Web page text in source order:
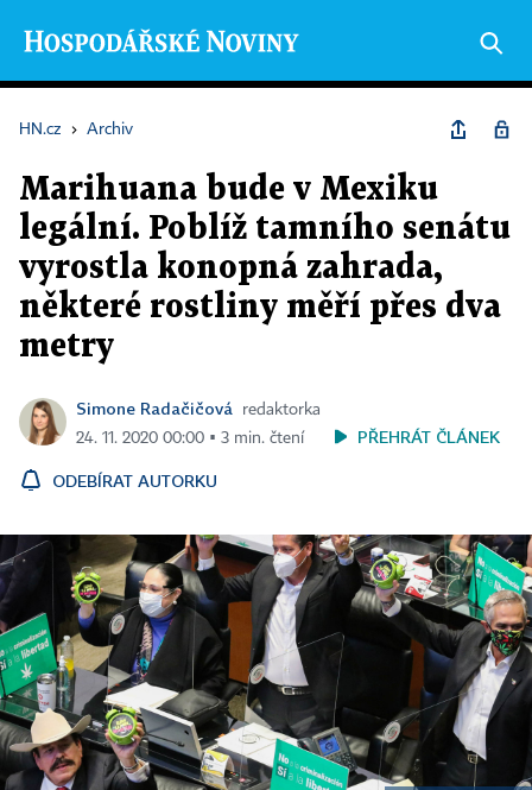
HN.cz › Archiv
Marihuana bude v Mexiku
legální. Poblíž tamního senátu
vyrostla konopná zahrada,
některé rostliny měří přes dva
metry
Simone Radačičová
redaktorka
24. 11. 2020 00:00 ▪ 3 min. čtení
PŘEHRÁT ČLÁNEK
ODEBÍRAT AUTORKU